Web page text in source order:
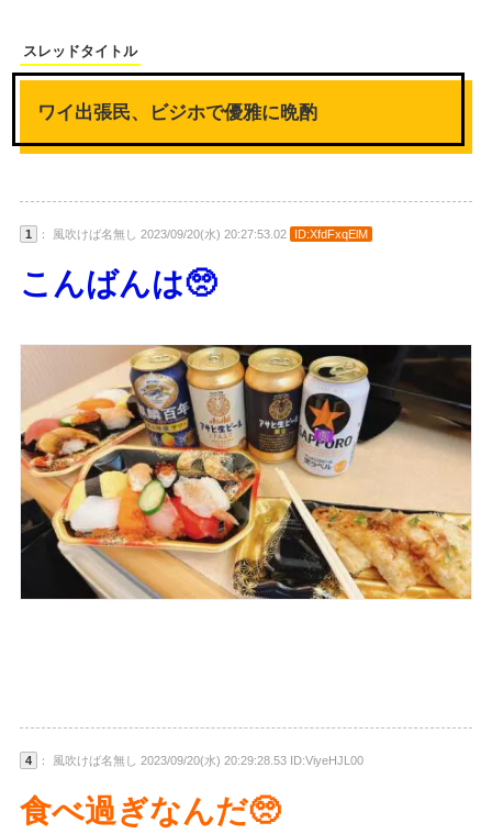
スレッドタイトル
ワイ出張民、ビジホで優雅に晩酌
1 ： 風吹けば名無し 2023/09/20(水) 20:27:53.02 ID:XfdFxqElM
こんばんは🥺
4 ： 風吹けば名無し 2023/09/20(水) 20:29:28.53 ID:ViyeHJL00
食べ過ぎなんだ🥺